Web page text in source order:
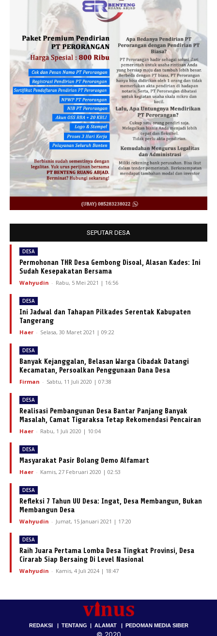
SEPUTAR DESA
DESA
Permohonan THR Desa Gembong Disoal, Alasan Kades: Ini
Sudah Kesepakatan Bersama
Wahyudin - Rabu, 5 Mei 2021 | 16:56
DESA
Ini Jadwal dan Tahapan Pilkades Serentak Kabupaten
Tangerang
Haer - Selasa, 30 Maret 2021 | 09:22
DESA
Banyak Kejanggalan, Belasan Warga Cibadak Datangi
Kecamatan, Persoalkan Penggunaan Dana Desa
Firman - Sabtu, 11 Juli 2020 | 07:38
DESA
Realisasi Pembangunan Desa Bantar Panjang Banyak
Masalah, Camat Tigaraksa Tetap Rekomendasi Pencairan
Haer - Rabu, 1 Juli 2020 | 10:04
DESA
Masyarakat Pasir Bolang Demo Alfamart
Haer - Kamis, 27 Februari 2020 | 02:53
DESA
Refleksi 7 Tahun UU Desa: Ingat, Desa Membangun, Bukan
Membangun Desa
Wahyudin - Jumat, 15 Januari 2021 | 17:20
DESA
Raih Juara Pertama Lomba Desa Tingkat Provinsi, Desa
Cirarab Siap Bersaing Di Level Nasional
Wahyudin - Kamis, 4 Juli 2024 | 18:47
REDAKSI| TENTANG | ALAMAT| PEDOMAN MEDIA SIBER
© 2020